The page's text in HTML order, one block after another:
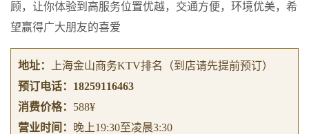
顾，让你体验到高服务位置优越，交通方便，环境优美，希
望赢得广大朋友的喜爱
地址： 上海金山商务KTV排名
（到店请先提前预订）
预订电话： 18259116463
消费价格： 588¥
营业时间：
晚上19:30至凌晨3:30